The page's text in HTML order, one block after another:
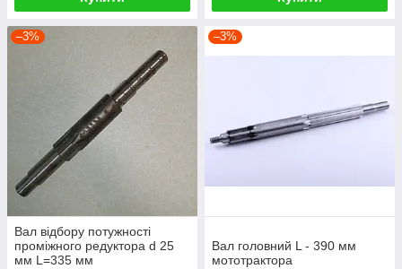
–3%
Вал відбору потужності
проміжного редуктора d 25
мм L=335 мм
–3%
Вал головний L - 390 мм
мототрактора